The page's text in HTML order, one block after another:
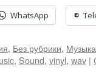
WhatsApp
, Без рубрики, Музыка
, Sound, vinyl, wav |